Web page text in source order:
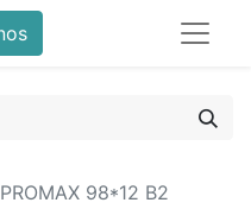
98*12 B2